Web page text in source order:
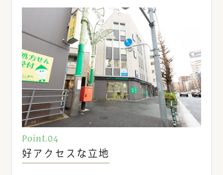
科医院で作られた義歯の場合も同様です。
⋆当医院では診療情報の文書提供に努めています。
2025.10.17 お知らせ
11月休診日のお知らせ
南阿佐ヶ谷デンタルクリニックの11月休診日のお知ら
せです。
【休診日】
日曜日（2日、9日、16日、23日、30
Point.04
好アクセスな立地